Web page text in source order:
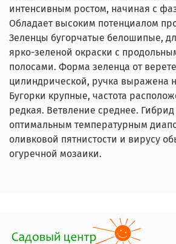
интенсивным ростом, начиная с
Обладает высоким потенциалом
Зеленцы бугорчатые белошипые,
ярко-зеленой окраски с
полосами. Форма зеленца от
цилиндрической, ручка выражена
Бугорки крупные, частота
редкая. Ветвление среднее.
оптимальным температурным
оливковой пятнистости и вирусу
огуречной мозаики.